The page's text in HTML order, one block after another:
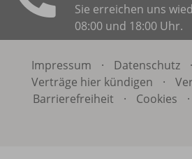
Sie erreichen uns
08:00 und 18:00 Uhr.
Impressum · Datenschutz ·
Verträge hier kündigen
·
Barrierefreiheit
· Cookies ·